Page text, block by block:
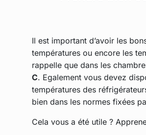
Il est important d’avoir les
températures ou encore les
rappelle que dans les
C. Egalement vous devez
températures des
bien dans les normes fixées
Cela vous a été utile ?